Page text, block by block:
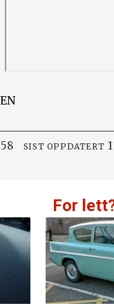
SIST OPPDATERT
For